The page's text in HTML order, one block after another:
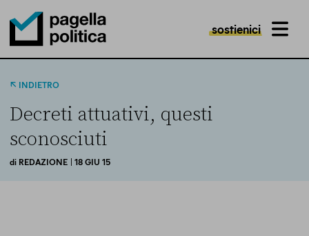
Pagella Politica Logo
sostienici MENU
INDIETRO
Decreti attuativi, questi
sconosciuti
di REDAZIONE | 18 GIU 15